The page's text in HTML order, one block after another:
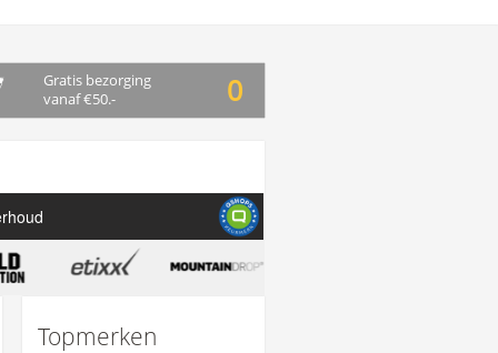
Gratis bezorging
vanaf €50.-
0
Topmerken